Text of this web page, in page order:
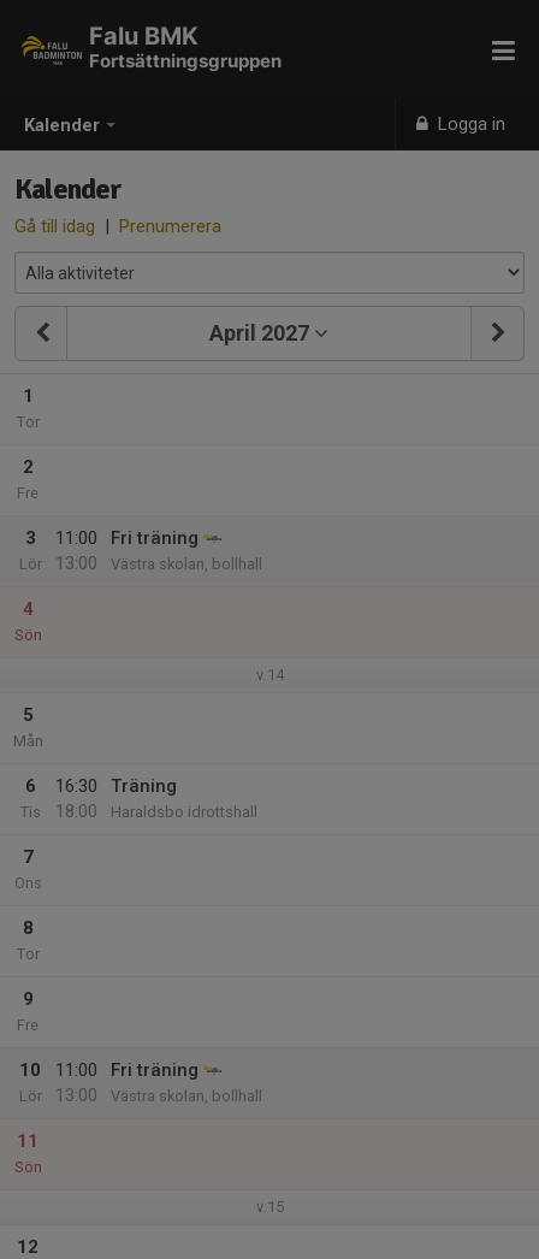
Kalender Logga in
Falu BMK
Fortsättningsgruppen
Kalender
Gå till idag | Prenumerera
April 2027
1
Tor
2
Fre
3
Lör
11:00
13:00
Fri träning
Västra skolan, bollhall
4
Sön
v.14
5
Mån
6
Tis
16:30
18:00
Träning
Haraldsbo idrottshall
7
Ons
8
Tor
9
Fre
10
Lör
11:00
13:00
Fri träning
Västra skolan, bollhall
11
Sön
v.15
12